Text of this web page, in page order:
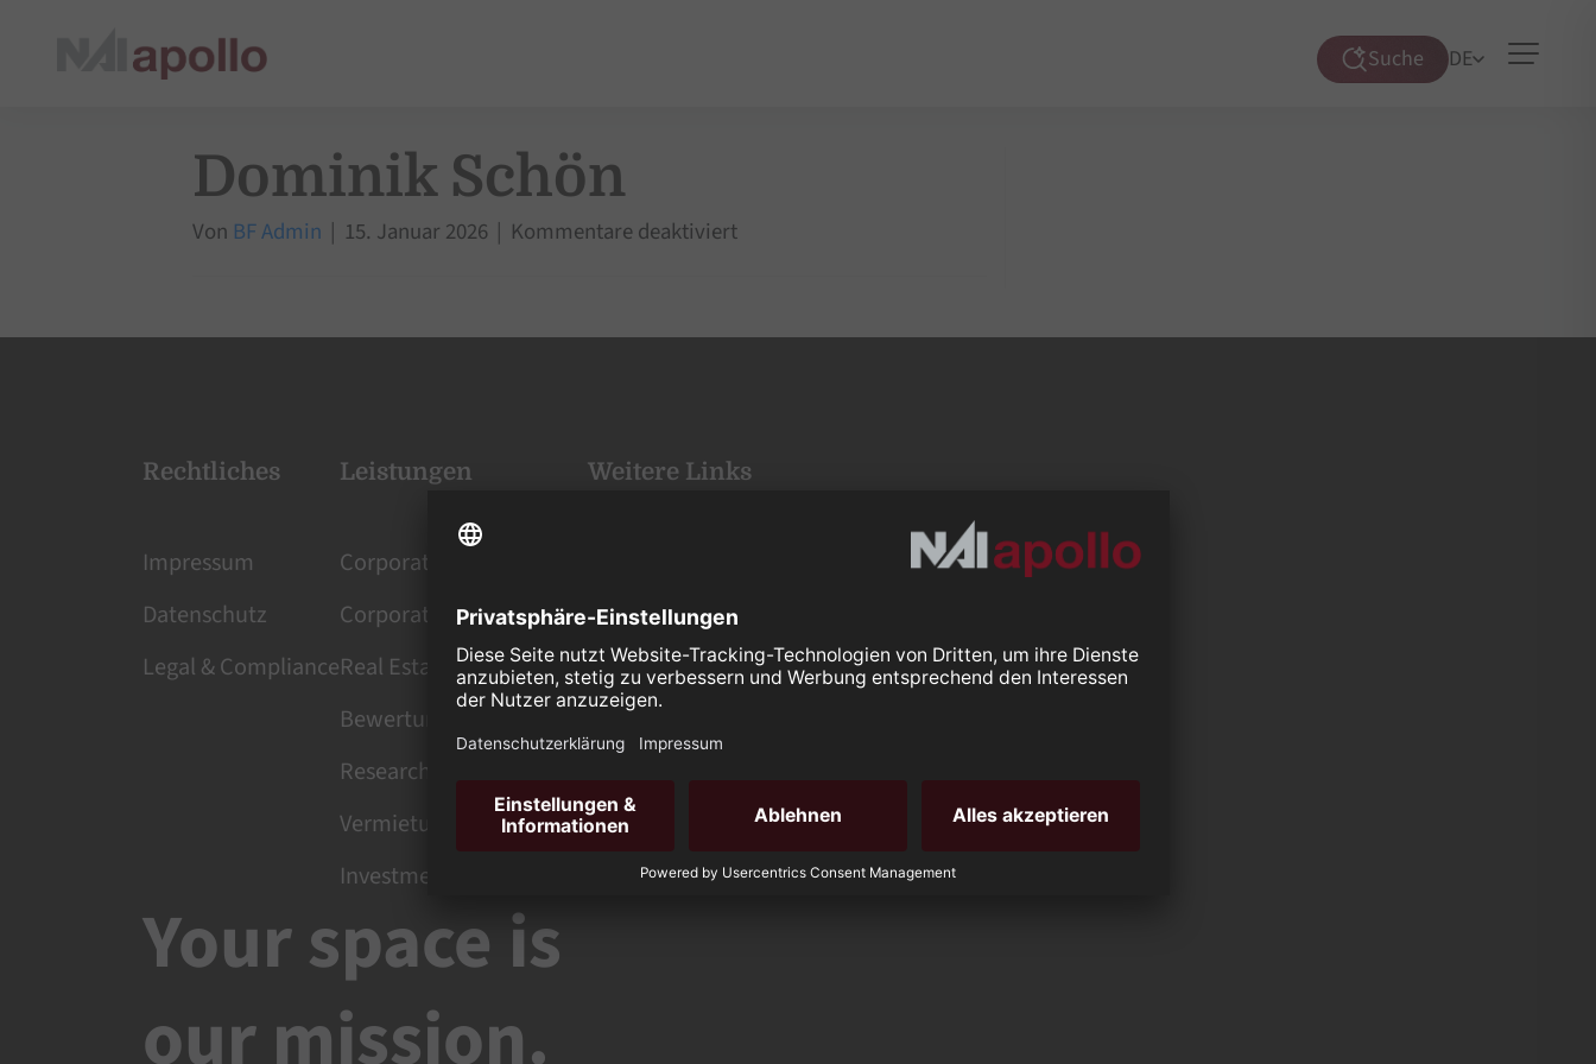
Suche
Suche
DE
Dominik Schön
Von BF Admin | 15. Januar 2026 | Kommentare deaktiviertfür
Rechtliches
Impressum
Datenschutz
Legal & Compliance
Leistungen
Corporate Services
Corporate Finance
Real Estate Management
Bewertung
Research
Vermietung
Investment
Weitere Links
Marktberichte
Immobilie bewerten
Your space is
our mission.